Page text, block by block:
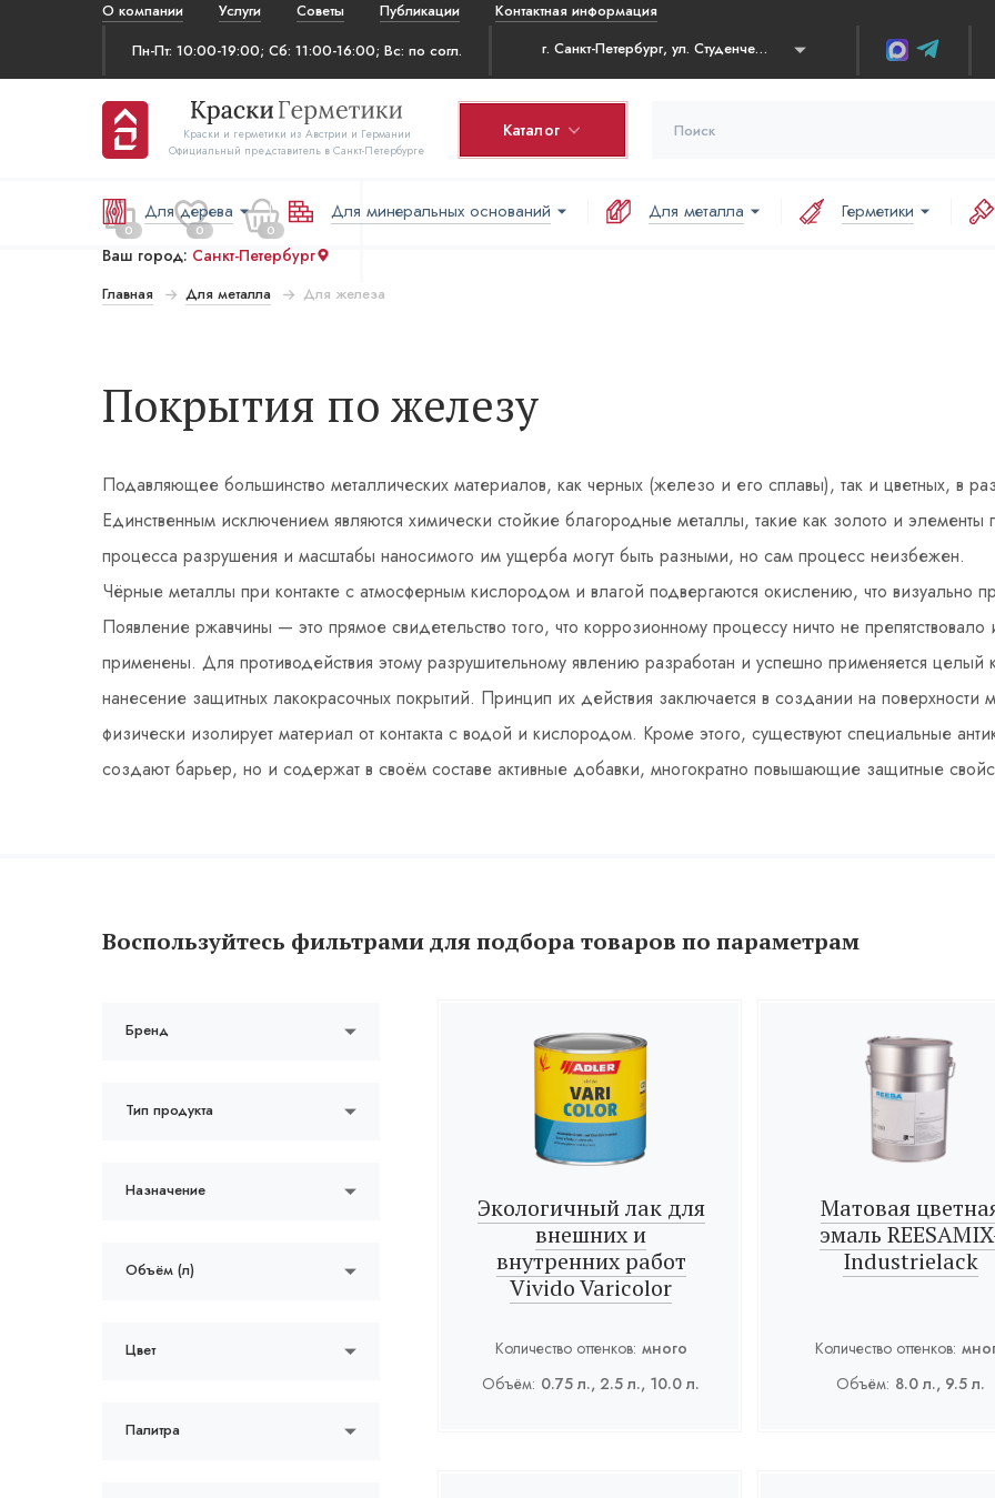
О компании Услуги Советы Публикации
Контактная информация
Пн-Пт: 10:00-19:00; Сб: 11:00-16:00; Вс: по согл.
г. Санкт-Петербург, ул. Студенческая, д. 10 ТК Ланской, 1 этаж, секция А41А
Краски и герметики из Австрии и Германии
Официальный представитель в Санкт-Петербурге
Каталог
0 0 0
Ваш город: Санкт-Петербург
Для дерева Для минеральных оснований Для металла Герметики
Главная Для металла Для железа
Покрытия по железу
Подавляющее большинство металлических материалов, как черных (железо и его сплавы), так и цветных, в
Единственным исключением являются химически стойкие благородные металлы, такие как золото и элементы
процесса разрушения и масштабы наносимого им ущерба могут быть разными, но сам процесс неизбежен.
Чёрные металлы при контакте с атмосферным кислородом и влагой подвергаются окислению, что визуально
Появление ржавчины — это прямое свидетельство того, что коррозионному процессу ничто не
применены. Для противодействия этому разрушительному явлению разработан и успешно применяется целый
нанесение защитных лакокрасочных покрытий. Принцип их действия заключается в создании на
физически изолирует материал от контакта с водой и кислородом. Кроме этого, существуют специальные
создают барьер, но и содержат в своём составе активные добавки, многократно повышающие защитные
Воспользуйтесь фильтрами для подбора товаров по параметрам
Бренд
Тип продукта
Назначение
Объём (л)
Цвет
Палитра
Экологичный лак для
внешних и
внутренних работ
Vivido Varicolor
Количество оттенков: много
Объём: 0.75 л., 2.5 л., 10.0 л.
Матовая
эмаль
Industrielack
Количество оттенков:
Объём: 8.0 л., 9.5 л.